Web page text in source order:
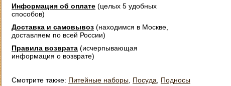
Информация об оплате (целых 5 удобных
способов)
Доставка и самовывоз (находимся в Москве,
доставляем по всей России)
Правила возврата (исчерпывающая
информация о возврате)
Смотрите также: Питейные наборы Посуда Подносы